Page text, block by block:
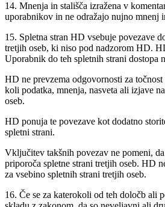
14. Mnenja in stališča izražena v
uporabnikov in ne odražajo nujno mnenj
15. Spletna stran HD vsebuje povezave
tretjih oseb, ki niso pod nadzorom HD.
Uporabnik do teh spletnih strani dostopa
HD ne prevzema odgovornosti za
koli podatka, mnenja, nasveta ali izjave
oseb.
HD ponuja te povezave kot dodatno
spletni strani.
Vključitev takšnih povezav ne pomeni,
priporoča spletne strani tretjih oseb. HD
za vsebino spletnih strani tretjih oseb.
16. Če se za katerokoli od teh določb ali